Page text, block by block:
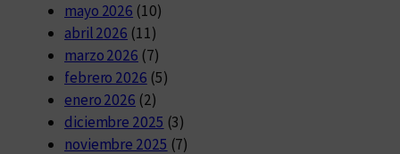
mayo 2026 (10)
abril 2026 (11)
marzo 2026 (7)
febrero 2026 (5)
enero 2026 (2)
diciembre 2025 (3)
noviembre 2025 (7)